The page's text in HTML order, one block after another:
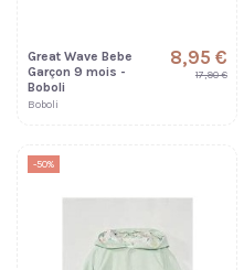
Great Wave Bebe
Garçon 9 mois -
Boboli
Boboli
8,95 €
17,90 €
-50%